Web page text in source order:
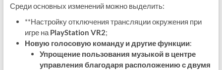
Среди основных изменений можно выделить:
**Настройку отключения трансляции окружения при
игре на PlayStation VR2;
Новую голосовую команду и другие функции:
Упрощение пользования музыкой в центре
управления благодаря расположению с двумя